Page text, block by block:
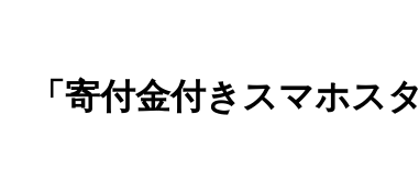
寄付金付きスマホスタ